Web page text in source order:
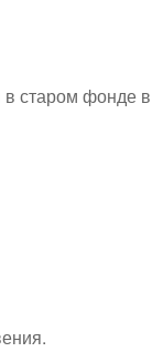
старом фонде в